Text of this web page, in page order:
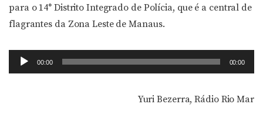
para o 14° Distrito Integrado de Polícia, que é a central de
flagrantes da Zona Leste de Manaus.
Tocador
de
00:00 00:00
Yuri Bezerra, Rádio Rio Mar